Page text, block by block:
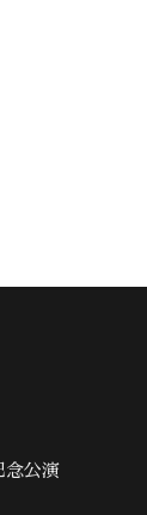
念公演